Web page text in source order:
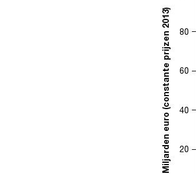
Miljarden euro (constante prijzen 2013) 20
40
60
80